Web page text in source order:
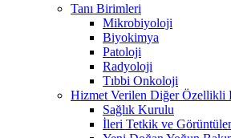
Tanı Birimleri
Mikrobiyoloji
Biyokimya
Patoloji
Radyoloji
Tıbbi Onkoloji
Hizmet Verilen Diğer Özellikli
Sağlık Kurulu
İleri Tetkik ve